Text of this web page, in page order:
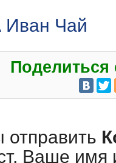
Чай
Поделиться
отправить
Ваше имя